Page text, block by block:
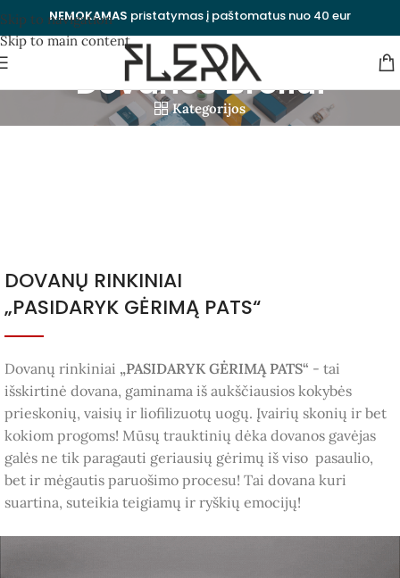
Skip to navigation
Skip to main content
NEMOKAMAS pristatymas į paštomatus nuo 40 eur
Dovanos Broliui
Kategorijos
DOVANŲ RINKINIAI
„PASIDARYK GĖRIMĄ PATS“
Dovanų rinkiniai „PASIDARYK GĖRIMĄ PATS“ - tai
išskirtinė dovana, gaminama iš aukščiausios kokybės
prieskonių, vaisių ir liofilizuotų uogų. Įvairių skonių ir bet
kokiom progoms! Mūsų trauktinių dėka dovanos gavėjas
galės ne tik paragauti geriausių gėrimų iš viso pasaulio,
bet ir mėgautis paruošimo procesu! Tai dovana kuri
suartina, suteikia teigiamų ir ryškių emocijų!